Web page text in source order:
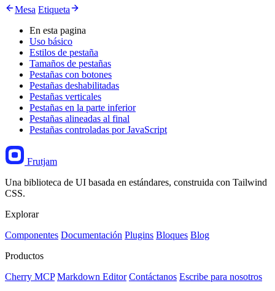
Mesa Etiqueta
En esta pagina
Uso básico
Estilos de pestaña
Tamaños de pestañas
Pestañas con botones
Pestañas deshabilitadas
Pestañas verticales
Pestañas en la parte inferior
Pestañas alineadas al final
Pestañas controladas por JavaScript
Frutjam
Una biblioteca de UI basada en estándares, construida con Tailwind
CSS.
Explorar
Componentes Documentación Plugins Bloques Blog
Productos
Cherry MCP Markdown Editor Contáctanos Escribe para nosotros